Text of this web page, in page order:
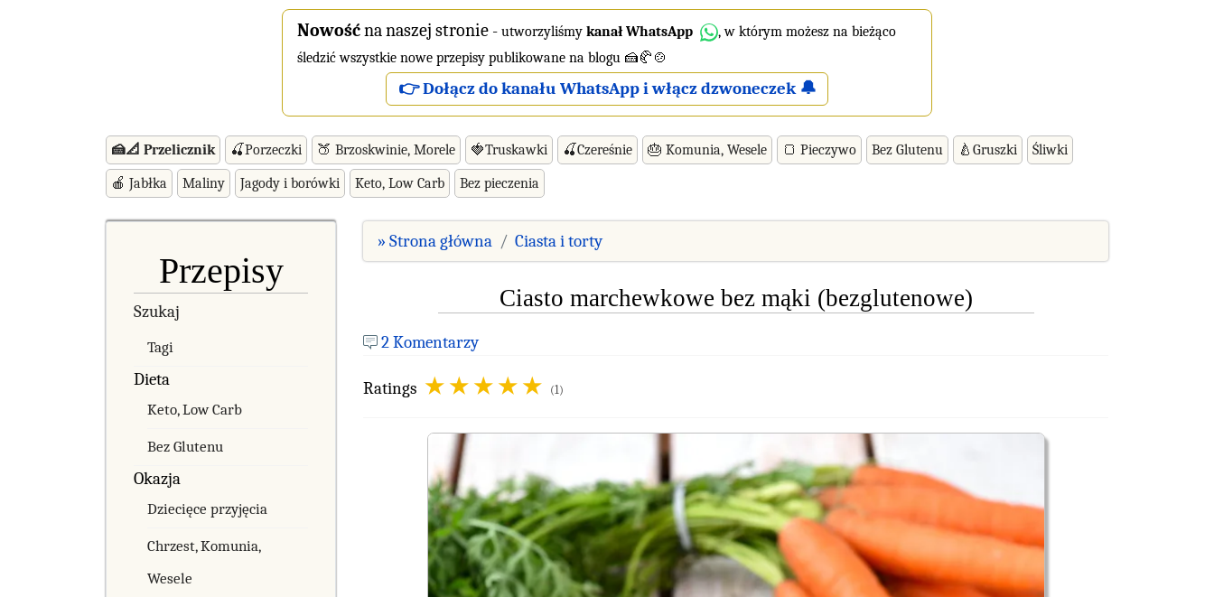
Nowośćna naszej stronie - utworzyliśmy kanał WhatsApp
, w którym możesz na bieżąco
śledzić wszystkie nowe przepisy publikowane na blogu 🍰🥐🍲
👉 Dołącz do kanału WhatsApp i włącz dzwoneczek 🔔
🍰📐 Przelicznik 🍒Porzeczki 🍑 Brzoskwinie, Morele 🍓Truskawki 🍒Czereśnie 🎂 Komunia, Wesele 🍞 Pieczywo Bez Glutenu 🍐Gruszki Śliwki
🍎 Jabłka Maliny Jagody i borówki Keto, Low Carb Bez pieczenia
Przepisy
Szukaj
Tagi
Dieta
Keto, Low Carb
Bez Glutenu
Okazja
Dziecięce przyjęcia
Chrzest, Komunia,
Wesele
» Strona główna Ciasta i torty
Ciasto marchewkowe bez mąki (bezglutenowe)
2 Komentarzy
Ratings (1)